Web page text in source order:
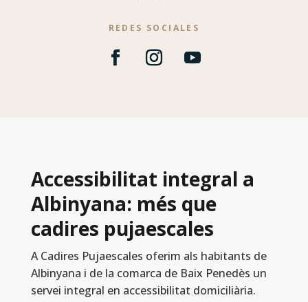
REDES SOCIALES
Accessibilitat integral a
Albinyana: més que
cadires pujaescales
A Cadires Pujaescales oferim als habitants de
Albinyana i de la comarca de Baix Penedès un
servei integral en accessibilitat domiciliària.